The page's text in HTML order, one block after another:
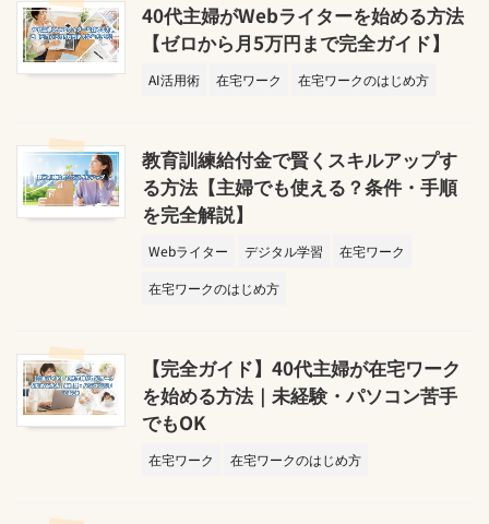
40代主婦がWebライターを始める方法
【ゼロから月5万円まで完全ガイド】
AI活用術 在宅ワーク 在宅ワークのはじめ方
教育訓練給付金で賢くスキルアップす
る方法【主婦でも使える？条件・手順
を完全解説】
Webライター デジタル学習
在宅ワーク
在宅ワークのはじめ方
【完全ガイド】40代主婦が在宅ワーク
を始める方法｜未経験・パソコン苦手
でもOK
在宅ワーク 在宅ワークのはじめ方